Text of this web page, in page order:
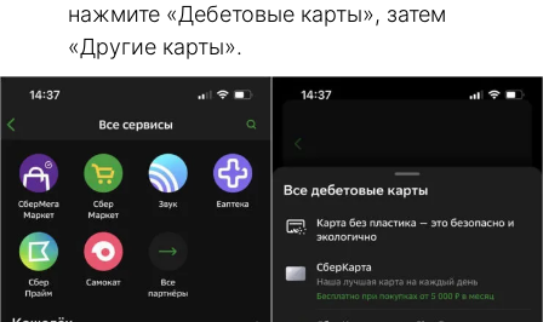
нажмите «Дебетовые карты», затем
«Другие карты».